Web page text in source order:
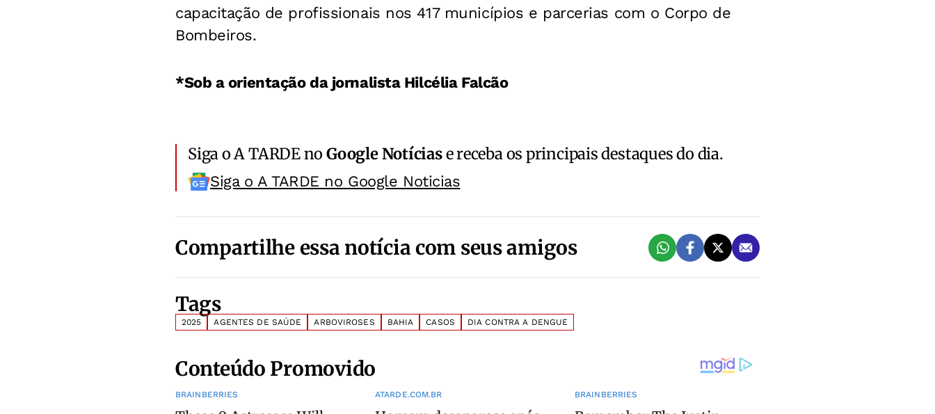
capacitação de profissionais nos 417 municípios e parcerias com o Corpo de
Bombeiros.
*Sob a orientação da jornalista Hilcélia Falcão
Siga o A TARDE noGoogle Notíciase receba os principais destaques do dia.
Siga o A TARDE no Google Noticias
Compartilhe essa notícia com seus amigos
Tags
2025 AGENTES DE SAÚDE ARBOVIROSES BAHIA CASOS DIA CONTRA A DENGUE